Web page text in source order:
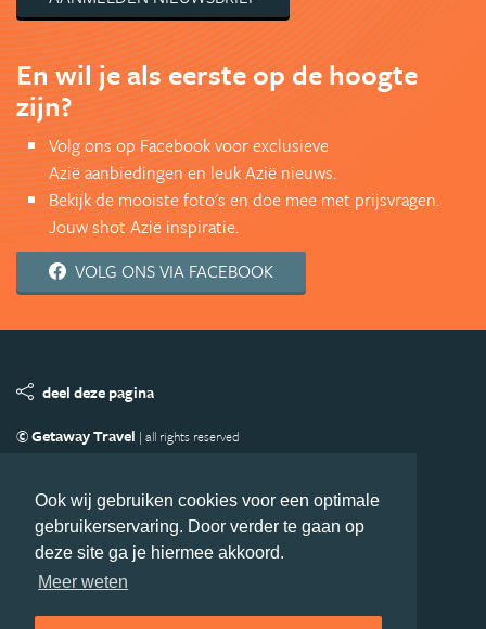
Ook wij gebruiken cookies voor een optimale
gebruikerservaring. Door verder te gaan op
deze site ga je hiermee akkoord.
Meer weten
En wil je als eerste op de hoogte
zijn?
Volg ons op Facebook voor exclusieve
Azië aanbiedingen en leuk Azië nieuws.
Bekijk de mooiste foto's en doe mee met prijsvragen.
Jouw shot Azië inspiratie.
VOLG ONS VIA FACEBOOK
deel deze pagina
© Getaway Travel | all rights reserved
Copyright
Privacy statement Disclaimer
Cookies
Volg Azie.nl
Nieuwsbrief
Facebook